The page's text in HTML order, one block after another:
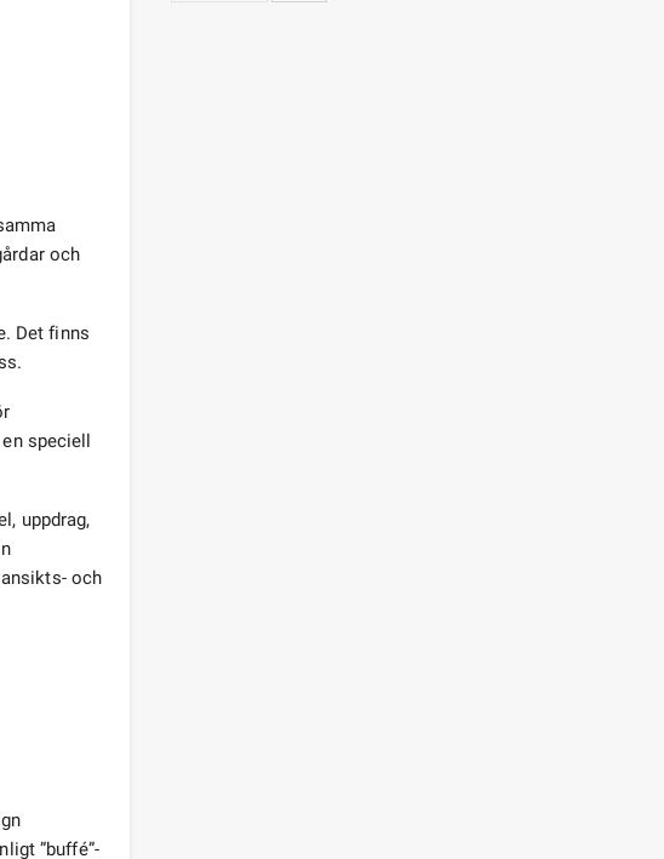
och
Det finns
speciell
uppdrag,
och
”buffé”-